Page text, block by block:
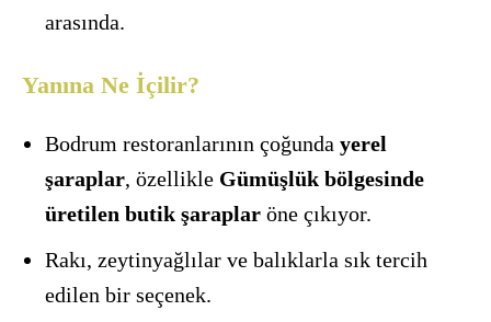
arasında.
Yanına Ne İçilir?
Bodrum restoranlarının çoğunda yerel
şaraplar, özellikle Gümüşlük bölgesinde
üretilen butik şaraplar öne çıkıyor.
Rakı, zeytinyağlılar ve balıklarla sık tercih
edilen bir seçenek.